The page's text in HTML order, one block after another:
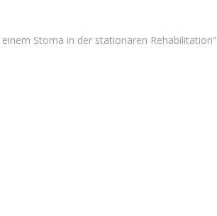
Stoma in der stationären Rehabilitation“